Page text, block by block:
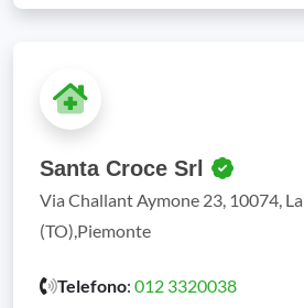
Santa Croce Srl
Via Challant Aymone 23, 10074,
(TO),Piemonte
Telefono: 012 3320038